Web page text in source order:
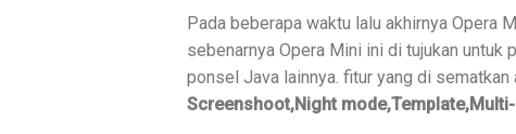
Pada beberapa waktu lalu akhirnya Opera
sebenarnya Opera Mini ini di tujukan untuk
ponsel Java lainnya. fitur yang di sematkan
Screenshoot,Night